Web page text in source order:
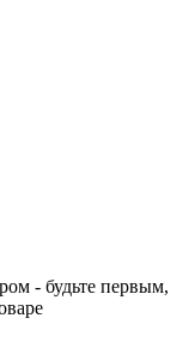
- будьте первым,